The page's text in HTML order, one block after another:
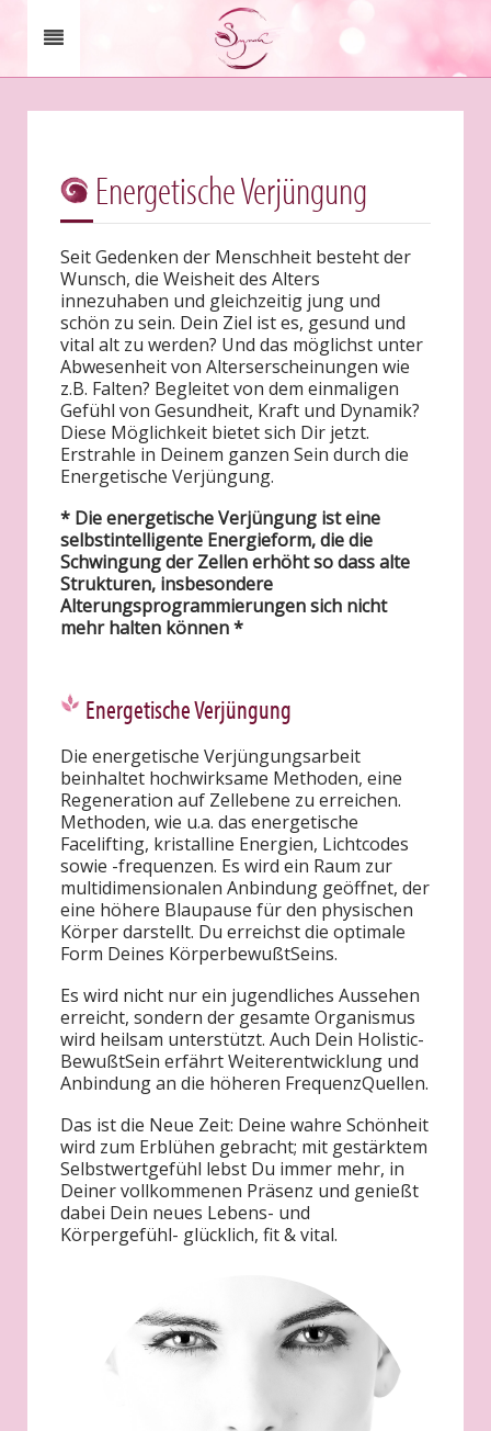
Energetische Verjüngung
Seit Gedenken der Menschheit besteht der
Wunsch, die Weisheit des Alters
innezuhaben und gleichzeitig jung und
schön zu sein. Dein Ziel ist es, gesund und
vital alt zu werden? Und das möglichst unter
Abwesenheit von Alterserscheinungen wie
z.B. Falten? Begleitet von dem einmaligen
Gefühl von Gesundheit, Kraft und Dynamik?
Diese Möglichkeit bietet sich Dir jetzt.
Erstrahle in Deinem ganzen Sein durch die
Energetische Verjüngung.
* Die energetische Verjüngung ist eine
selbstintelligente Energieform, die die
Schwingung der Zellen erhöht so dass alte
Strukturen, insbesondere
Alterungsprogrammierungen sich nicht
mehr halten können *
Energetische Verjüngung
Die energetische Verjüngungsarbeit
beinhaltet hochwirksame Methoden, eine
Regeneration auf Zellebene zu erreichen.
Methoden, wie u.a. das energetische
Facelifting, kristalline Energien, Lichtcodes
sowie -frequenzen. Es wird ein Raum zur
multidimensionalen Anbindung geöffnet, der
eine höhere Blaupause für den physischen
Körper darstellt. Du erreichst die optimale
Form Deines KörperbewußtSeins.
Es wird nicht nur ein jugendliches Aussehen
erreicht, sondern der gesamte Organismus
wird heilsam unterstützt. Auch Dein Holistic-
BewußtSein erfährt Weiterentwicklung und
Anbindung an die höheren FrequenzQuellen.
Das ist die Neue Zeit: Deine wahre Schönheit
wird zum Erblühen gebracht; mit gestärktem
Selbstwertgefühl lebst Du immer mehr, in
Deiner vollkommenen Präsenz und genießt
dabei Dein neues Lebens- und
Körpergefühl- glücklich, fit & vital.